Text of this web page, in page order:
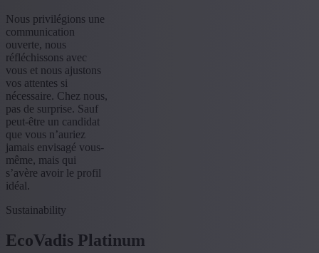
Nous privilégions une
communication
ouverte, nous
réfléchissons avec
vous et nous ajustons
vos attentes si
nécessaire. Chez nous,
pas de surprise. Sauf
peut-être un candidat
que vous n’auriez
jamais envisagé vous-
même, mais qui
s’avère avoir le profil
idéal.
Sustainability
EcoVadis Platinum